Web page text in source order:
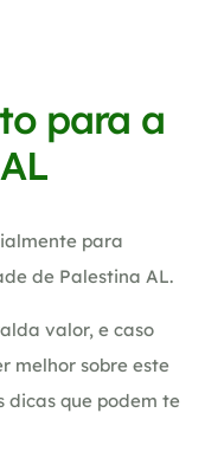
para a
para
de Palestina AL.
valor, e caso
melhor sobre este
dicas que podem te